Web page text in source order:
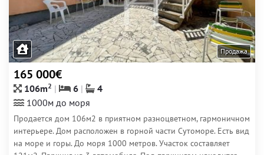
Продажа
165 000€
106m2 6
4
1000м до моря
Продается дом 106м2 в приятном разноцветном, гармоничном
интерьере. Дом расположен в горной части Сутоморе. Есть вид
на море и горы. До моря 1000 метров. Участок составляет